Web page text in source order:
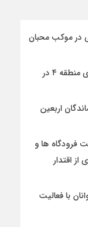
در موکب محبان
خدمات رسانی موکب محبان الرضای شهرداری منطقه ۴ در
اربعین
فرودگاه ها و
اقتدار
با فعالیت